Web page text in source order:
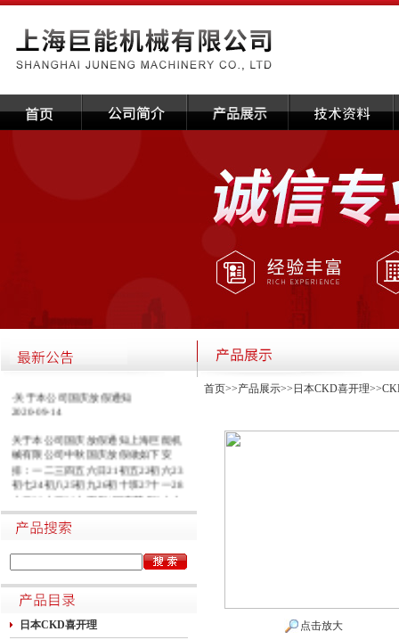
·关于本公司国庆放假通知
2020-09-14
关于本公司国庆放假通知上海巨能机
械有限公司中秋国庆放假做如下安
排：一二三四五六日21初五22初六23
初七24初八25初九26初十班27十一28
十二29十三30十四假1国庆节假2十六
假3十七假4十八假5十九假6二十假7
廿一假8廿二9廿三班10廿四11廿五10
日（星期日）、10月10日（星期六）
上班。在此期间如有进口产品需要采
购的客户，为避免您的货期受到影
响，请提前安排订货事宜。高速规定
如下1.高速免费规定时间：2020年10
月1日0时-10月8日24时，共8天
日本CKD喜开理
首页>>产品展示>> 日本CKD喜开理>>
点击放大